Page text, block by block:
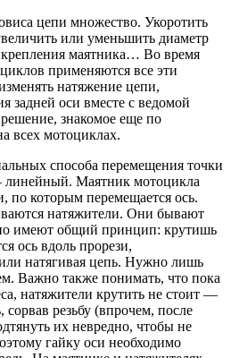
цепи множество. Укоротить
или уменьшить диаметр
крепления маятника… Во время
применяются все эти
натяжение цепи,
задней оси вместе с ведомой
знакомое еще по
всех мотоциклах.
способа перемещения точки
Маятник мотоцикла
по которым перемещается ось.
натяжители. Они бывают
имеют общий принцип: крутишь
ось вдоль прорези,
или натягивая цепь. Нужно лишь
Важно также понимать, что пока
натяжители крутить не стоит —
резьбу (впрочем, после
их невредно, чтобы не
гайку оси необходимо